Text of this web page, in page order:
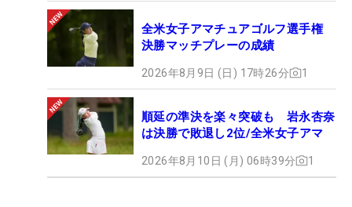
全米女子アマチュアゴルフ選手権
決勝マッチプレーの成績
2026年8月9日 (日) 17時26分 1
順延の準決を楽々突破も 岩永杏奈
は決勝で敗退し2位/全米女子アマ
2026年8月10日 (月) 06時39分 1